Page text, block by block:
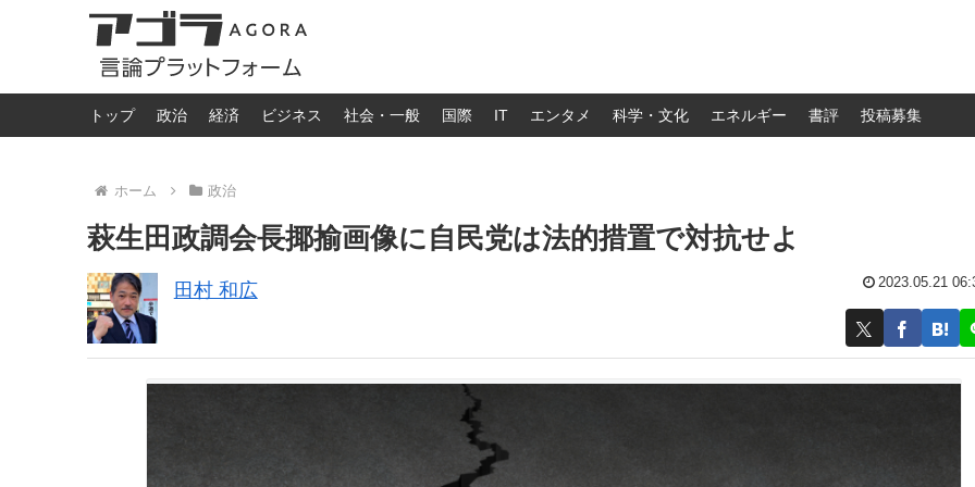
トップ 政治 経済 ビジネス 社会・一般 国際 IT エンタメ 科学・文化 エネルギー 書評 投稿募集
ホーム 政治
萩生田政調会長揶揄画像に自民党は法的措置で対抗せよ
田村 和広 2023.05.21